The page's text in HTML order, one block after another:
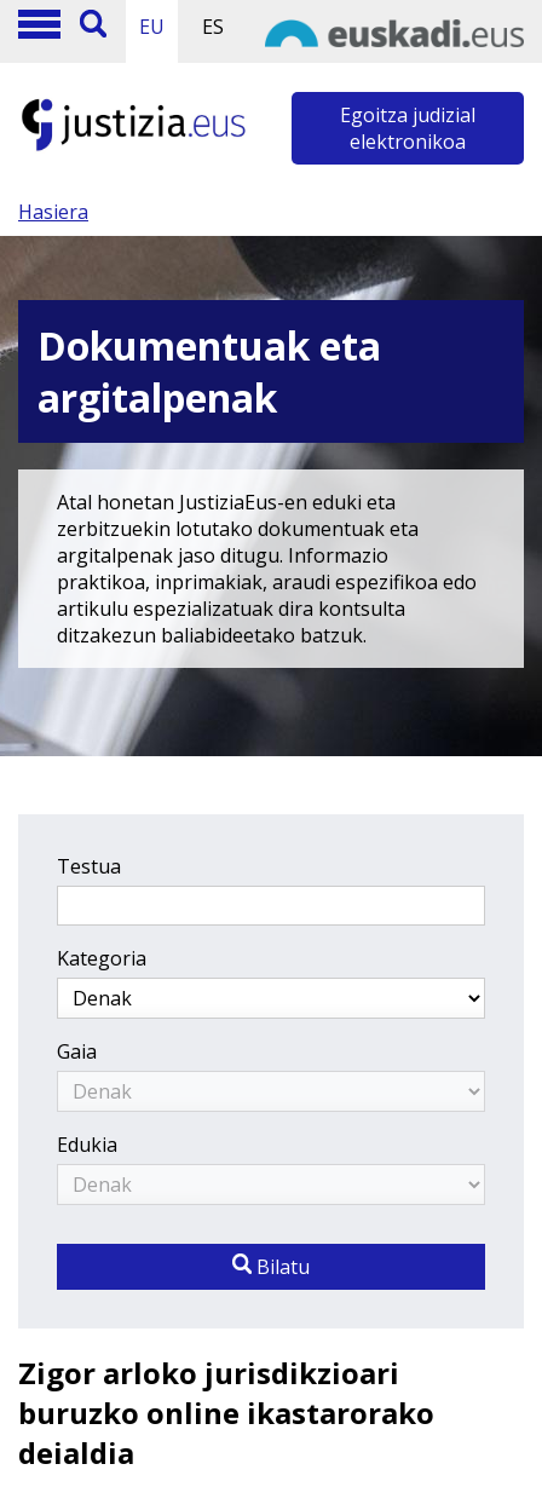
EU ES
Egoitza judizial
elektronikoa
Hasiera
Dokumentuak eta
argitalpenak
Atal honetan JustiziaEus-en eduki eta
zerbitzuekin lotutako dokumentuak eta
argitalpenak jaso ditugu. Informazio
praktikoa, inprimakiak, araudi espezifikoa edo
artikulu espezializatuak dira kontsulta
ditzakezun baliabideetako batzuk.
Testua
Kategoria
Gaia
Edukia
Bilatu
Zigor arloko jurisdikzioari
buruzko online ikastarorako
deialdia